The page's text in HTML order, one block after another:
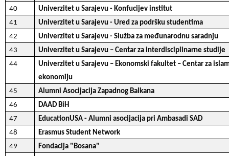
40
Univerzitet u Sarajevu - Konfucijev institut
41
Univerzitet u Sarajevu - Ured za podršku studentima
42
Univerzitet u Sarajevu - Služba za međunarodnu saradnju
43
Univerzitet u Sarajevu – Centar za interdisciplinarne studije
44
Univerzitet u Sarajevu – Ekonomski fakultet – Centar za
ekonomiju
45
Alumni Asocijacija Zapadnog Balkana
46
DAAD BiH
47
EducationUSA - Alumni asocijacija pri Ambasadi SAD
48
Erasmus Student Network
49
Fondacija "Bosana"